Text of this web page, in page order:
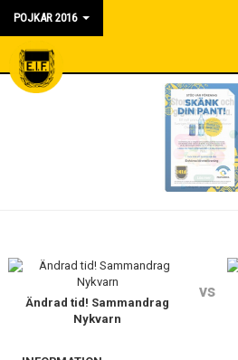
POJKAR 2016
HEM
BILDGALLERI
Ändrad tid! Sammandrag
Nykvarn
vs